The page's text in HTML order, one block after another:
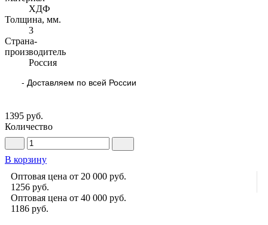
ХДФ
Толщина, мм.
3
Страна-
производитель
Россия
- Доставляем по всей России
1395 руб.
Количество
В корзину
Оптовая цена от 20 000 руб.
1256 руб.
Оптовая цена от 40 000 руб.
1186 руб.